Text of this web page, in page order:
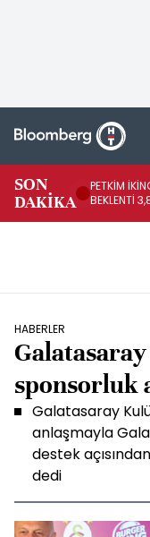
SON
DAKİKA
PETKİM
BEKLENTİ
HABERLER
sponsorluk
Galatasaray
anlaşmayla
destek
dedi